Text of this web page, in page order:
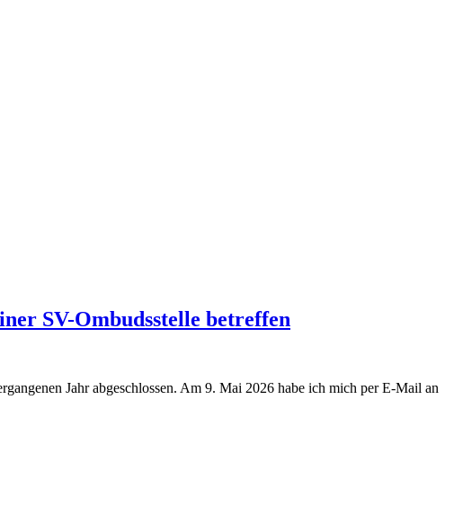
SV-Ombudsstelle betreffen
Jahr abgeschlossen. Am 9. Mai 2026 habe ich mich per E-Mail an